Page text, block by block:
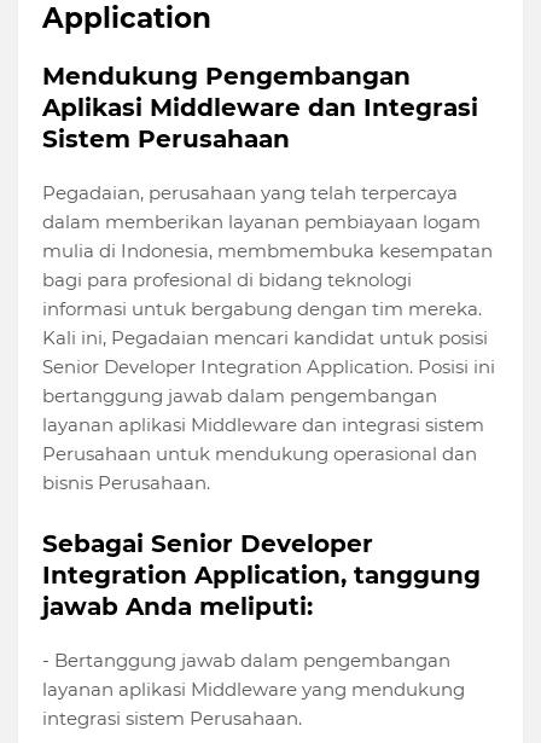
Application
Mendukung Pengembangan
Aplikasi Middleware dan Integrasi
Sistem Perusahaan
Pegadaian, perusahaan yang telah terpercaya
dalam memberikan layanan pembiayaan logam
mulia di Indonesia, membmembuka kesempatan
bagi para profesional di bidang teknologi
informasi untuk bergabung dengan tim mereka.
Kali ini, Pegadaian mencari kandidat untuk posisi
Senior Developer Integration Application. Posisi ini
bertanggung jawab dalam pengembangan
layanan aplikasi Middleware dan integrasi sistem
Perusahaan untuk mendukung operasional dan
bisnis Perusahaan.
Sebagai Senior Developer
Integration Application, tanggung
jawab Anda meliputi:
- Bertanggung jawab dalam pengembangan
layanan aplikasi Middleware yang mendukung
integrasi sistem Perusahaan.